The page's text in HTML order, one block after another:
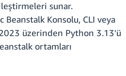
sunar.
Beanstalk Konsolu, CLI veya
üzerinden Python 3.13'ü
ortamları